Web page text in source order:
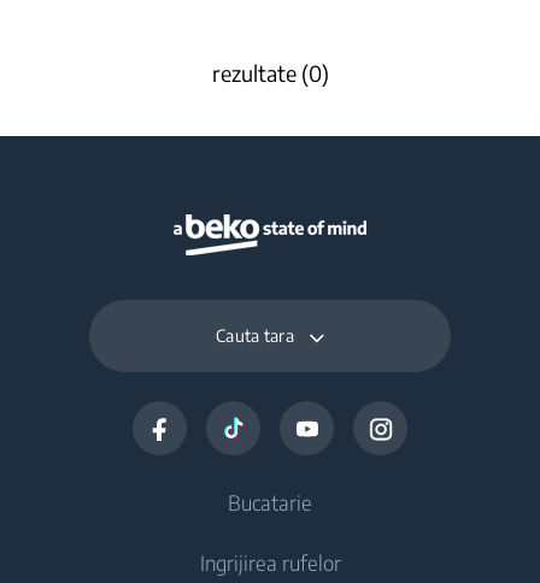
rezultate (0)
Cauta tara
Bucatarie
Ingrijirea rufelor